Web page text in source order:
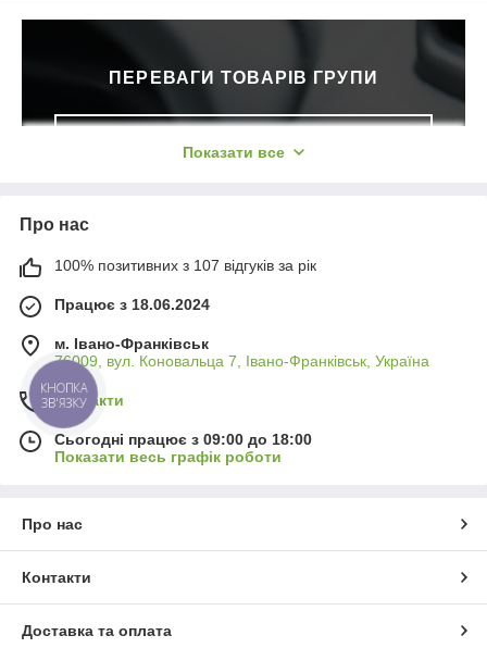
ПЕРЕВАГИ ТОВАРІВ ГРУПИ
заднього виду з широким кутом огляду та
кругові камери, високоточні TPMS-системи
5 років тощо). В асортименті є датчики, що
відображають тиск та температуру шин у
Корисні опції
мають високу якість зображення
оснащені функцією нічного бачення (IR-
Показати все
Про нас
100% позитивних з 107 відгуків за рік
Працює з 18.06.2024
м. Івано-Франківськ
76009, вул. Коновальца 7, Івано-Франківськ, Україна
Контакти
Сьогодні працює з 09:00 до 18:00
Показати весь графік роботи
Про нас
Контакти
Доставка та оплата
КНОПКА
ЗВ'ЯЗКУ